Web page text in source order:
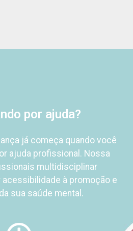
por ajuda?
já começa quando você
ajuda profissional. Nossa
multidisciplinar
acessibilidade à promoção e
sua saúde mental.